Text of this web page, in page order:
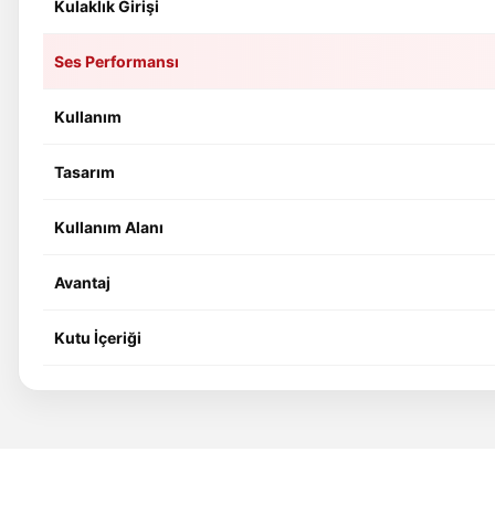
Kulaklık Girişi
Ses Performansı
Kullanım
Tasarım
Kullanım Alanı
Avantaj
Kutu İçeriği